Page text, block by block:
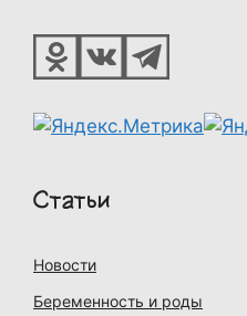
Статьи
Новости
Беременность и роды